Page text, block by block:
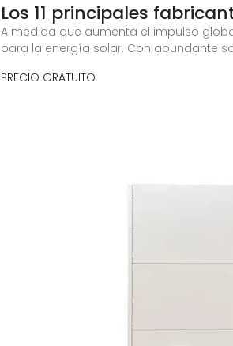
Los 11 principales
A medida que aumenta el impulso
para la energía solar. Con abundante
PRECIO GRATUITO